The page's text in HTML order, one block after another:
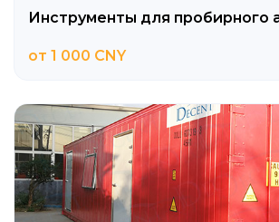
Инструменты для пробирного
от 1 000 CNY